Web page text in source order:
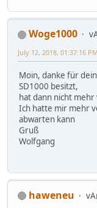
Woge1000
July 12, 2018, 01:37:16 PM
Moin, danke für
SD1000 besitzt,
hat dann nicht
Ich hatte mir mehr
abwarten kann
Gruß
Wolfgang
haweneu